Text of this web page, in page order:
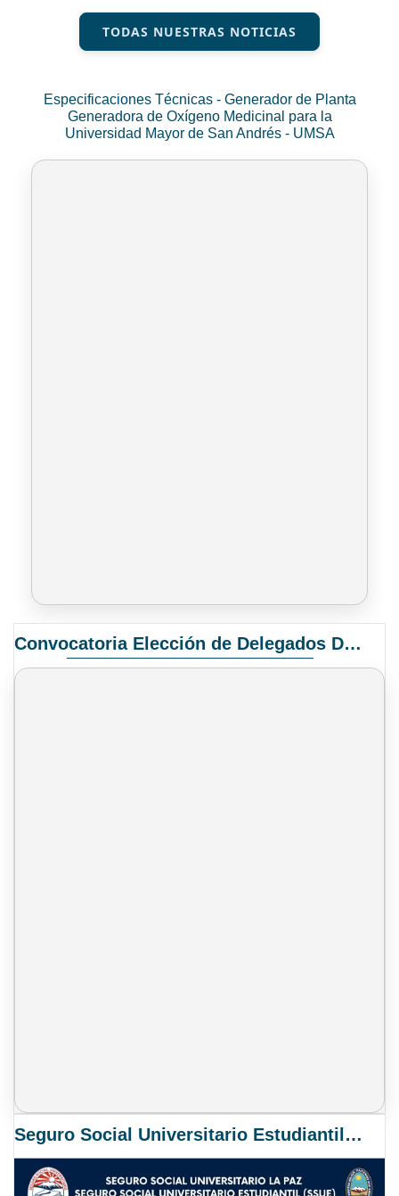
TODAS NUESTRAS NOTICIAS
Especificaciones Técnicas - Generador de Planta
Generadora de Oxígeno Medicinal para la
Universidad Mayor de San Andrés - UMSA
Convocatoria Elección de Delegados Docentes para el XIV Congreso Nacional de Universidades
Seguro Social Universitario Estudiantil SSUE